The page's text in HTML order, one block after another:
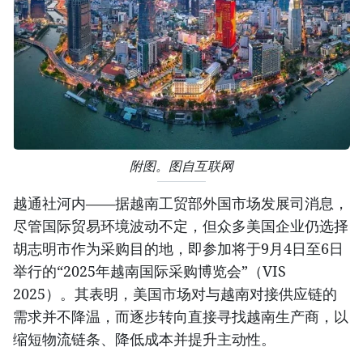
附图。图自互联网
越通社河内——据越南工贸部外国市场发展司消息，
尽管国际贸易环境波动不定，但众多美国企业仍选择
胡志明市作为采购目的地，即参加将于9月4日至6日
举行的“2025年越南国际采购博览会”（VIS
2025）。其表明，美国市场对与越南对接供应链的
需求并不降温，而逐步转向直接寻找越南生产商，以
缩短物流链条、降低成本并提升主动性。